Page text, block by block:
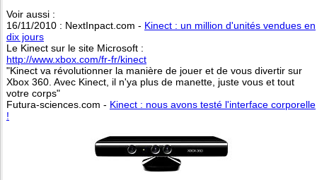
Voir aussi :
16/11/2010 : NextInpact.com - Kinect : un million d'unités vendues en
dix jours
Le Kinect sur le site Microsoft :
http://www.xbox.com/fr-fr/kinect
"Kinect va révolutionner la manière de jouer et de vous divertir sur
Xbox 360. Avec Kinect, il n'ya plus de manette, juste vous et tout
votre corps"
Futura-sciences.com - Kinect : nous avons testé l'interface corporelle
!